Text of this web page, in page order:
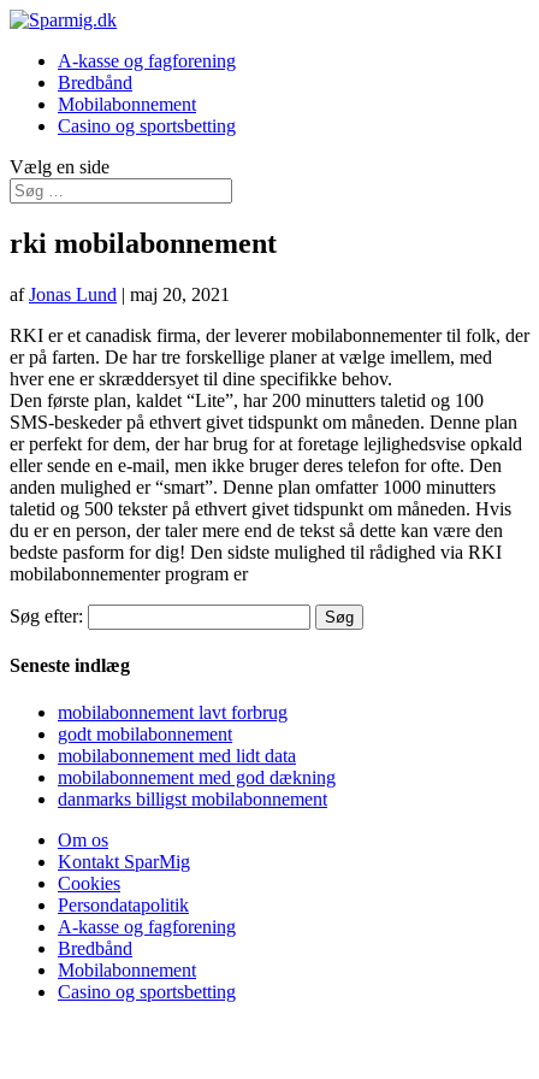
A-kasse og fagforening
Bredbånd
Mobilabonnement
Casino og sportsbetting
Vælg en side
rki mobilabonnement
afJonas Lund | maj 20, 2021
RKI er et canadisk firma, der leverer mobilabonnementer til folk, der
er på farten. De har tre forskellige planer at vælge imellem, med
hver ene er skræddersyet til dine specifikke behov.
Den første plan, kaldet “Lite”, har 200 minutters taletid og 100
SMS-beskeder på ethvert givet tidspunkt om måneden. Denne plan
er perfekt for dem, der har brug for at foretage lejlighedsvise opkald
eller sende en e-mail, men ikke bruger deres telefon for ofte. Den
anden mulighed er “smart”. Denne plan omfatter 1000 minutters
taletid og 500 tekster på ethvert givet tidspunkt om måneden. Hvis
du er en person, der taler mere end de tekst så dette kan være den
bedste pasform for dig! Den sidste mulighed til rådighed via RKI
mobilabonnementer program er
Søg efter:
Seneste indlæg
mobilabonnement lavt forbrug
godt mobilabonnement
mobilabonnement med lidt data
mobilabonnement med god dækning
danmarks billigst mobilabonnement
Om os
Kontakt SparMig
Cookies
Persondatapolitik
A-kasse og fagforening
Bredbånd
Mobilabonnement
Casino og sportsbetting